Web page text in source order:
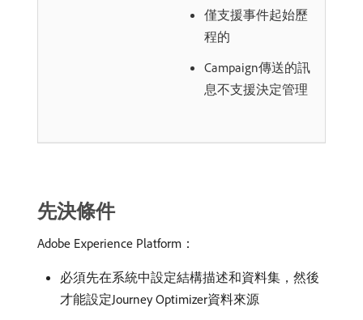
僅支援事件起始歷
程的
Campaign傳送的訊
息不支援決定管理
先決條件
Adobe Experience Platform：
必須先在系統中設定結構描述和資料集，然後
才能設定Journey Optimizer資料來源